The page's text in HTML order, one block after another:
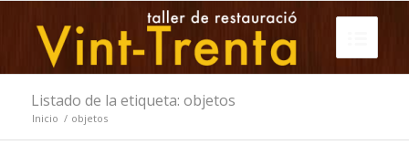
Listado de la etiqueta: objetos
Inicio / objetos